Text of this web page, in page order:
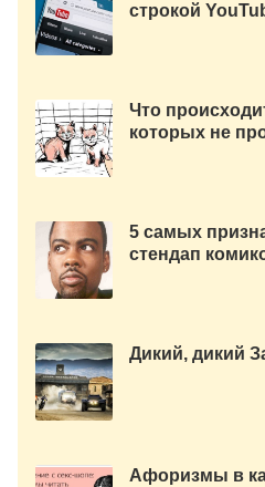
строкой
Что
которых не
5 самых
стендап
Дикий, дикий
Афоризмы в